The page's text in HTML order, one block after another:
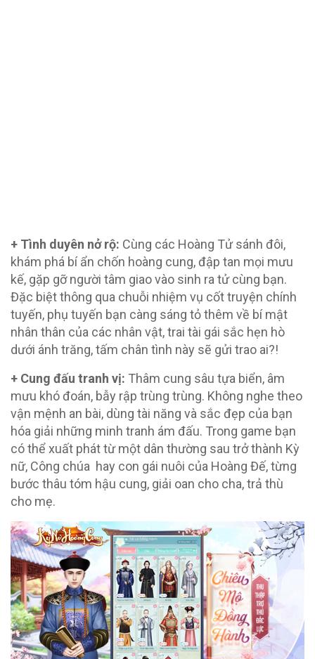
+ Tình duyên nở rộ: Cùng các Hoàng Tử sánh đôi,
khám phá bí ẩn chốn hoàng cung, đập tan mọi mưu
kế, gặp gỡ người tâm giao vào sinh ra tử cùng bạn.
Đặc biệt thông qua chuỗi nhiệm vụ cốt truyện chính
tuyến, phụ tuyến bạn càng sáng tỏ thêm về bí mật
nhân thân của các nhân vật, trai tài gái sắc hẹn hò
dưới ánh trăng, tấm chân tình này sẽ gửi trao ai?!
+ Cung đấu tranh vị: Thâm cung sâu tựa biển, âm
mưu khó đoán, bẫy rập trùng trùng. Không nghe theo
vận mệnh an bài, dùng tài năng và sắc đẹp của bạn
hóa giải những minh tranh ám đấu. Trong game bạn
có thể xuất phát từ một dân thường sau trở thành Kỳ
nữ, Công chúa hay con gái nuôi của Hoàng Đế, từng
bước thâu tóm hậu cung, giải oan cho cha, trả thù
cho mẹ.